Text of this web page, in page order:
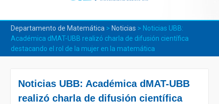
Departamento de Matemática > Noticias > Noticias UBB:
Académica dMAT-UBB realizó charla de difusión científica
destacando el rol de la mujer en la matemática
Noticias UBB: Académica dMAT-UBB
realizó charla de difusión científica